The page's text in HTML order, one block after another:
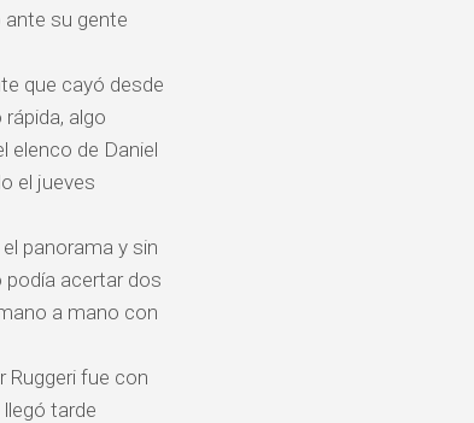
ante su gente
que cayó desde
algo
elenco de Daniel
el jueves
panorama y sin
podía acertar dos
a mano con
Ruggeri fue con
tarde